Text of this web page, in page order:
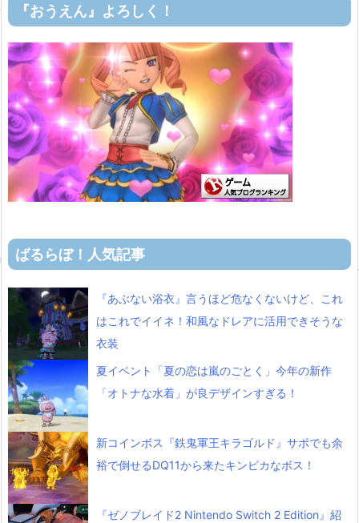
『おうえん』よろしく！
ばるらぼ！人気記事
『あぶない浴衣』言うほど危なくないけど、これ
はこれでイイネ！和風なドレアに活用できそうな
衣装
夏イベント「夏の恋は嵐のごとく」今年の新作
「オトナな水着」が良デザインすぎる！
新コインボス『鉄鬼軍王キラゴルド』サポでも余
裕で倒せるDQ11から来たキンピカなボス！
『ゼノブレイド2 Nintendo Switch 2 Edition』紹